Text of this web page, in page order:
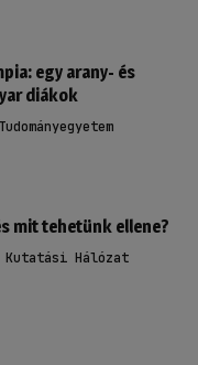
egy arany- és
diákok
mit tehetünk ellene?
Kutatási Hálózat